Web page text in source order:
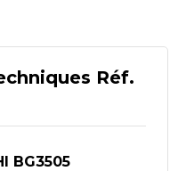
Réf.
BG3505